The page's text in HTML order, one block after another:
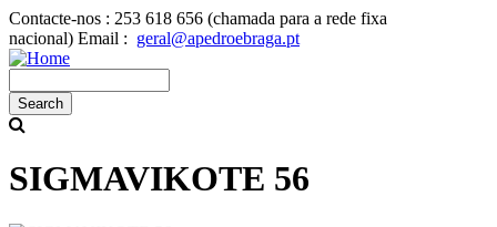
Skip
to
main
Contacte-nos : 253 618 656 (chamada para a rede fixa
nacional) Email : geral@apedroebraga.pt
SIGMAVIKOTE 56